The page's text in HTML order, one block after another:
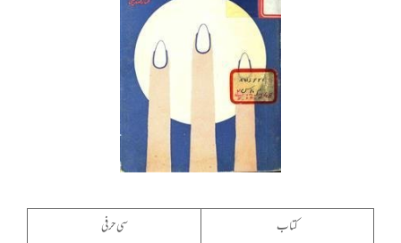
کتاب
سی حرفی